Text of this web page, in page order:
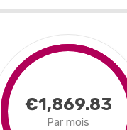
€1,869.83
Par mois